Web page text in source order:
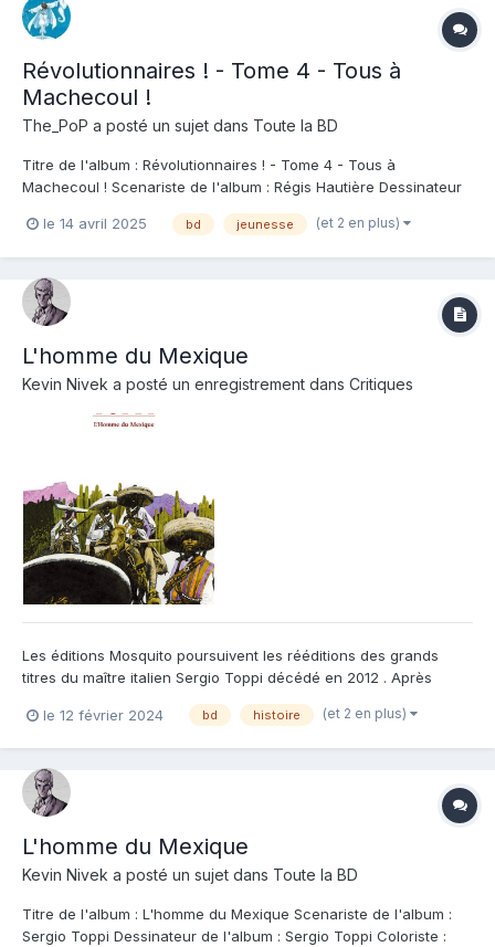
Révolutionnaires ! - Tome 4 - Tous à
Machecoul !
The_PoP a posté un sujet dans Toute la BD
Titre de l'album : Révolutionnaires ! - Tome 4 - Tous à
Machecoul ! Scenariste de l'album : Régis Hautière Dessinateur
Cardenete Editeur de l'album : Le Lombard Note : Résumé de
le 14 avril 2025 bd jeunesse (et 2 en plus)
L'homme du Mexique
Kevin Nivek a posté un enregistrement dans Critiques
Les éditions Mosquito poursuivent les rééditions des grands
titres du maître italien Sergio Toppi décédé en 2012 . Après
l'Amérique centrale et ce gigantesque pays qu'est le Mexique .
le 12 février 2024 bd histoire (et 2 en plus)
L'homme du Mexique
Kevin Nivek a posté un sujet dans Toute la BD
Titre de l'album : L'homme du Mexique Scenariste de l'album :
Sergio Toppi Dessinateur de l'album : Sergio Toppi Coloriste :